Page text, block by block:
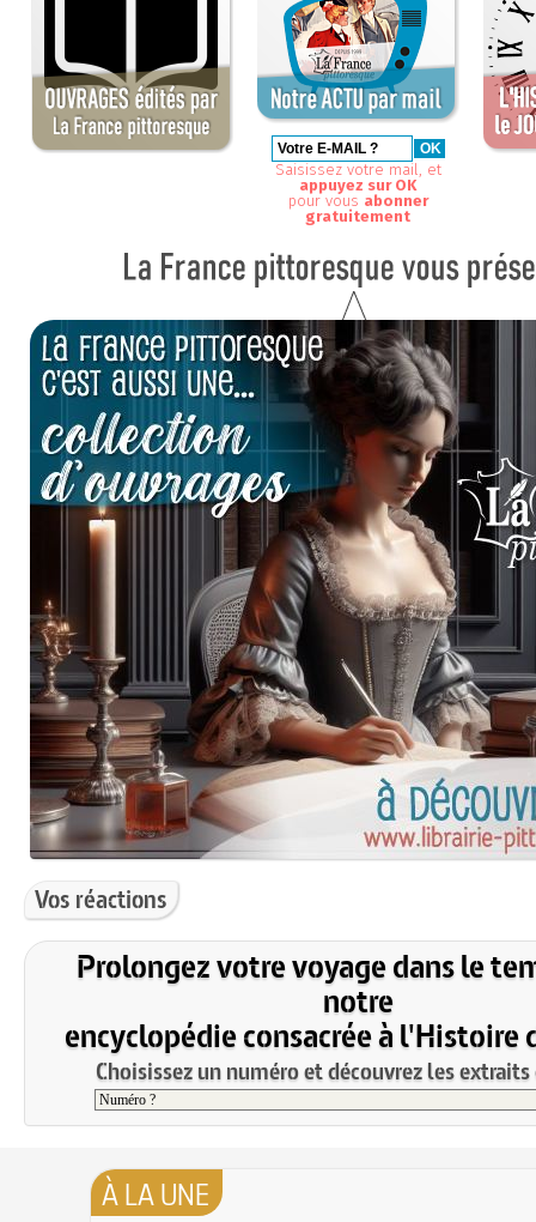
Saisissez votre mail, et
appuyez sur OK
pour vous abonner
gratuitement
Vos réactions
Prolongez votre voyage dans le
notre
encyclopédie consacrée à l'Histoire
Choisissez un numéro et découvrez les
À LA UNE